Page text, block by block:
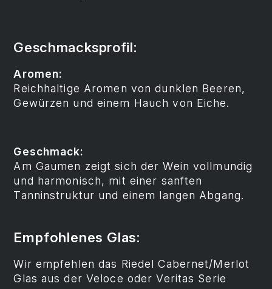
Geschmacksprofil:
Aromen:
Reichhaltige Aromen von dunklen Beeren,
Gewürzen und einem Hauch von Eiche.
Geschmack:
Am Gaumen zeigt sich der Wein vollmundig
und harmonisch, mit einer sanften
Tanninstruktur und einem langen Abgang.
Empfohlenes Glas:
Wir empfehlen das Riedel Cabernet/Merlot
Glas aus der Veloce oder Veritas Serie